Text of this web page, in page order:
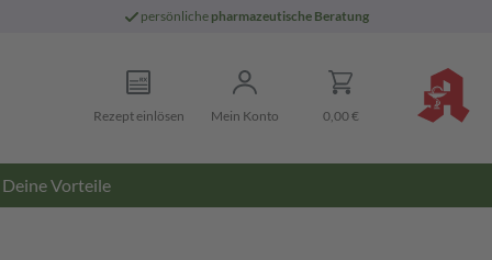
persönliche pharmazeutische Beratung
Rezept einlösen Mein Konto 0,00 €
Deine Vorteile